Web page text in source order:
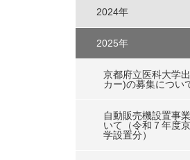
2024年
2025年
京都府立医科大学
カー)の募集につい
自動販売機設置事
いて（令和７年度
学設置分）